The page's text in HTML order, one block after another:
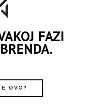
FAZI
OVO?